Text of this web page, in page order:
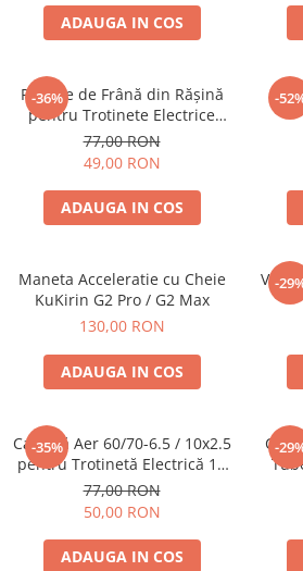
ADAUGA IN COS
-36%
Plăcuțe de Frână din Rășină
pentru Trotinete Electrice
KuKirin G2 Pro, G2 Max, A1 și
M4 Max – Calitate Standard
77,00 RON
49,00 RON
ADAUGA IN COS
-
Maneta Acceleratie cu Cheie
KuKirin G2 Pro / G2 Max
130,00 RON
ADAUGA IN COS
-
-35%
Cameră Aer 60/70-6.5 / 10x2.5
pentru Trotinetă Electrică 10
Inch – Valvă Dreaptă
77,00 RON
50,00 RON
ADAUGA IN COS
-